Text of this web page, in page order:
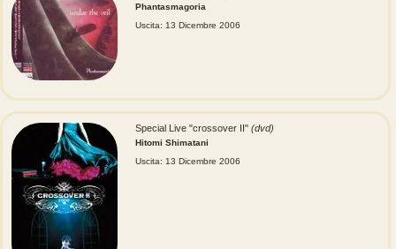
Phantasmagoria
Uscita: 13 Dicembre 2006
Special Live "crossover II" (dvd)
Hitomi Shimatani
Uscita: 13 Dicembre 2006